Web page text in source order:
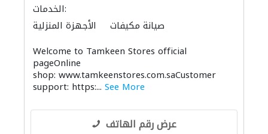
الخدمات:
الأجهزة المنزلية
صيانة مكيفات
المواقد والمدافئ الحمامات والمطابخ
الصوتيات
Welcome to Tamkeen Stores official
pageOnline
shop: www.tamkeenstores.com.saCustomer
support: https:... See More
عرض رقم الهاتف